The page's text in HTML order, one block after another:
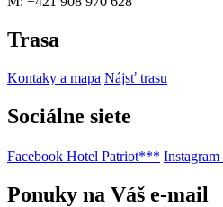
Trasa
Kontaky a mapa Nájsť trasu
Sociálne siete
Facebook Hotel Patriot***
Ponuky na Váš e-mail